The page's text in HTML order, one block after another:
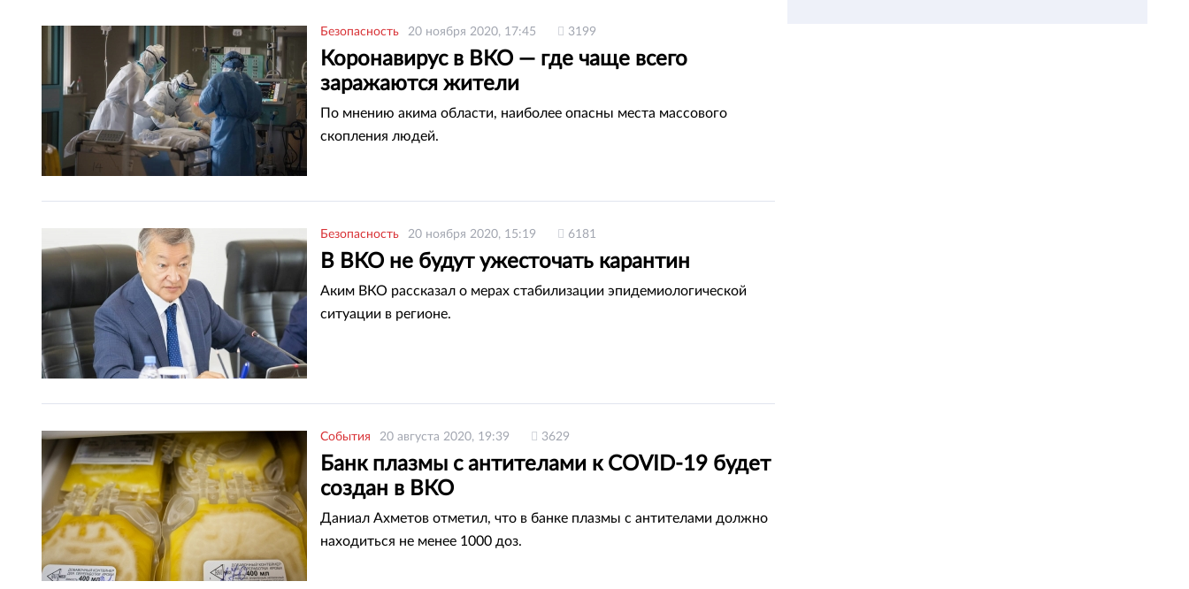
Безопасность 20 ноября 2020, 17:45 3199
Коронавирус в ВКО — где чаще всего
заражаются жители
По мнению акима области, наиболее опасны места массового
скопления людей.
Безопасность 20 ноября 2020, 15:19 6181
В ВКО не будут ужесточать карантин
Аким ВКО рассказал о мерах стабилизации эпидемиологической
ситуации в регионе.
События 20 августа 2020, 19:39 3629
Банк плазмы с антителами к COVID-19 будет
создан в ВКО
Даниал Ахметов отметил, что в банке плазмы с антителами должно
находиться не менее 1000 доз.